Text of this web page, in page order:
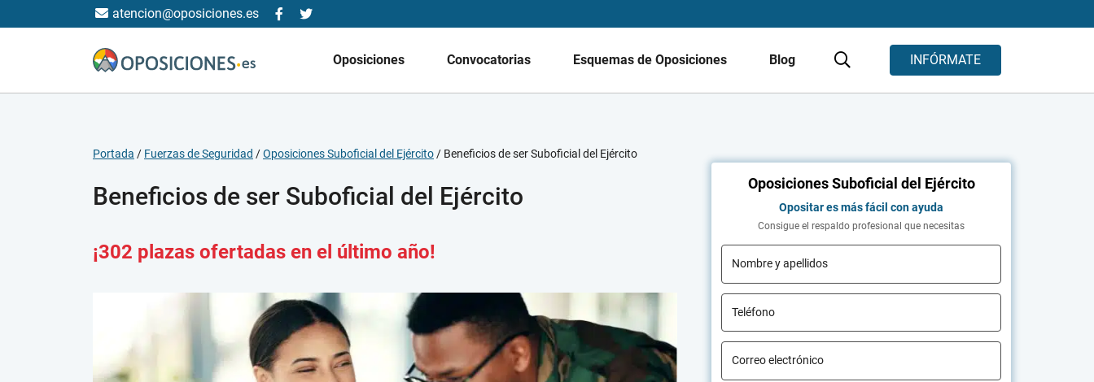
atencion@oposiciones.es
Oposiciones Convocatorias Esquemas de Oposiciones Blog INFÓRMATE
Portada / Fuerzas de Seguridad /Oposiciones Suboficial del Ejército / Beneficios de ser Suboficial del Ejército
Beneficios de ser Suboficial del Ejército
¡302 plazas ofertadas en el último año!
Oposiciones Suboficial del Ejército
Opositar es más fácil con ayuda
Consigue el respaldo profesional que necesitas
Nombre y apellidos
Teléfono
Correo electrónico